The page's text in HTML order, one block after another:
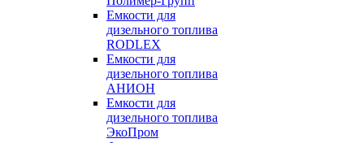
Емкости для
дизельного топлива
RODLEX
Емкости для
дизельного топлива
АНИОН
Емкости для
дизельного топлива
ЭкоПром